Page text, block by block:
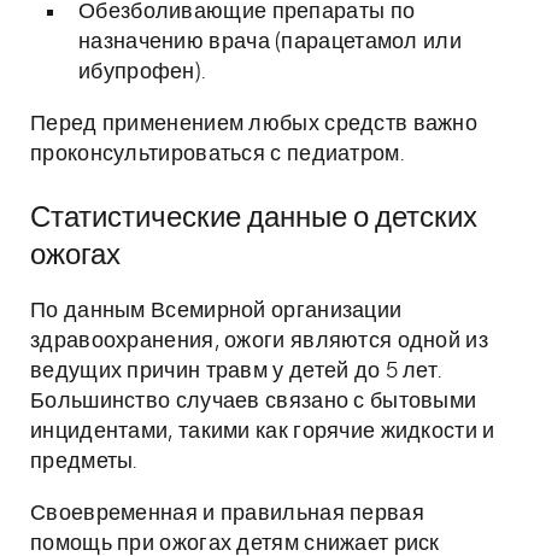
Обезболивающие препараты по
назначению врача (парацетамол или
ибупрофен).
Перед применением любых средств важно
проконсультироваться с педиатром.
Статистические данные о детских
ожогах
По данным Всемирной организации
здравоохранения, ожоги являются одной из
ведущих причин травм у детей до 5 лет.
Большинство случаев связано с бытовыми
инцидентами, такими как горячие жидкости и
предметы.
Своевременная и правильная первая
помощь при ожогах детям снижает риск